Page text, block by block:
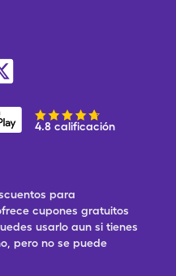
4.8 calificación
para
cupones gratuitos
usarlo aun si tienes
pero no se puede